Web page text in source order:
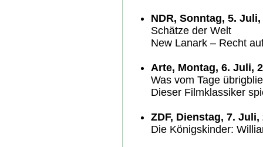
NDR, Sonntag, 5. Juli,
Schätze der Welt
New Lanark – Recht
Arte, Montag, 6. Juli,
Was vom Tage
Dieser Filmklassiker
ZDF, Dienstag, 7. Juli,
Die Königskinder: